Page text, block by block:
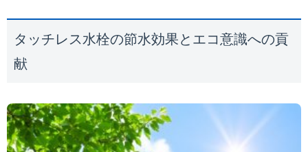
タッチレス水栓の節水効果とエコ意識への貢
献